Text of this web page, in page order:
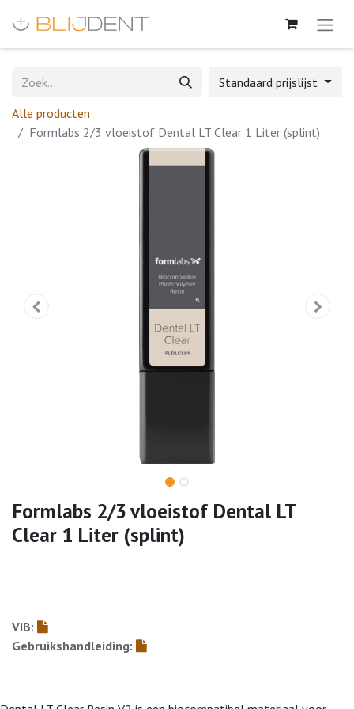
Standaard prijslijst
Alle producten
Formlabs 2/3 vloeistof Dental LT Clear 1 Liter (splint)
Formlabs 2/3 vloeistof Dental LT
Clear 1 Liter (splint)
VIB:
Gebruikshandleiding: